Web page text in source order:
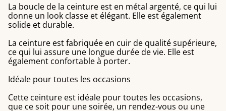
La boucle de la ceinture est en métal argenté, ce qui lui
donne un look classe et élégant. Elle est également
solide et durable.
La ceinture est fabriquée en cuir de qualité supérieure,
ce qui lui assure une longue durée de vie. Elle est
également confortable à porter.
Idéale pour toutes les occasions
Cette ceinture est idéale pour toutes les occasions,
que ce soit pour une soirée, un rendez-vous ou une